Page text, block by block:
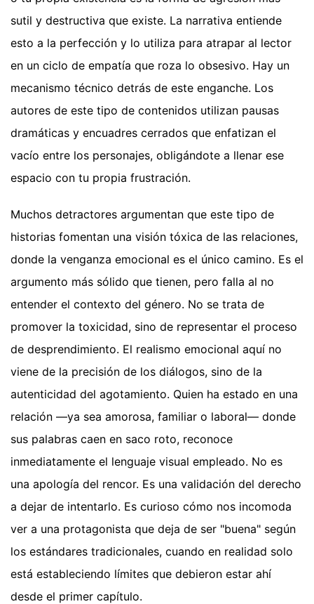
sutil y destructiva que existe. La narrativa entiende
esto a la perfección y lo utiliza para atrapar al lector
en un ciclo de empatía que roza lo obsesivo. Hay un
mecanismo técnico detrás de este enganche. Los
autores de este tipo de contenidos utilizan pausas
dramáticas y encuadres cerrados que enfatizan el
vacío entre los personajes, obligándote a llenar ese
espacio con tu propia frustración.
Muchos detractores argumentan que este tipo de
historias fomentan una visión tóxica de las relaciones,
donde la venganza emocional es el único camino. Es el
argumento más sólido que tienen, pero falla al no
entender el contexto del género. No se trata de
promover la toxicidad, sino de representar el proceso
de desprendimiento. El realismo emocional aquí no
viene de la precisión de los diálogos, sino de la
autenticidad del agotamiento. Quien ha estado en una
relación —ya sea amorosa, familiar o laboral— donde
sus palabras caen en saco roto, reconoce
inmediatamente el lenguaje visual empleado. No es
una apología del rencor. Es una validación del derecho
a dejar de intentarlo. Es curioso cómo nos incomoda
ver a una protagonista que deja de ser "buena" según
los estándares tradicionales, cuando en realidad solo
está estableciendo límites que debieron estar ahí
desde el primer capítulo.